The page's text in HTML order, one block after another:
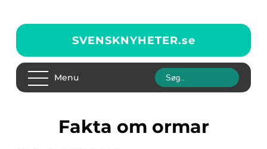
SVENSKNYHETER.se
Menu
fakta om ormar